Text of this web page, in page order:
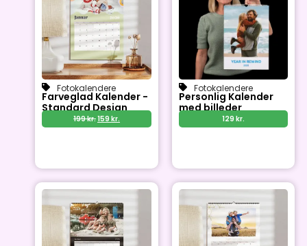
Fotokalendere
Farveglad Kalender -
Standard Design
199kr.159kr.
Fotokalendere
Personlig Kalender
med billeder
129kr.